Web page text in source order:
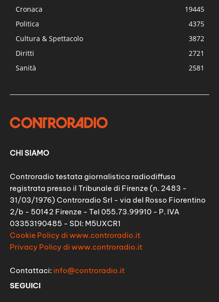
Cronaca
19445
Politica
4375
Cultura & Spettacolo
3872
Diritti
2721
Sanità
2581
CHI SIAMO
Controradio testata giornalistica radiodiffusa
registrata presso il Tribunale di Firenze (n. 2483 -
31/03/1976) Controradio Srl - via del Rosso Fiorentino
2/b - 50142 Firenze - Tel 055.73.99910 - P. IVA
03353190485 - SDI: M5UXCR1
Cookie Policy di www.controradio.it
Privacy Policy di www.controradio.it
Contattaci: info@controradio.it
SEGUICI